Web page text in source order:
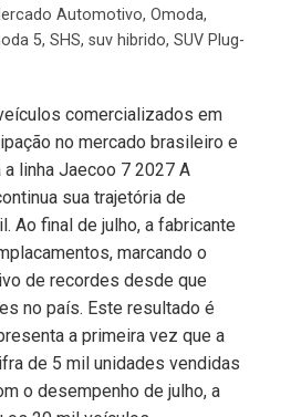
Automotivo, Omoda,
5, SHS, suv hibrido, SUV Plug-
comercializados em
no mercado brasileiro e
linha Jaecoo 7 2027 A
sua trajetória de
Ao final de julho, a fabricante
marcando o
de recordes desde que
no país. Este resultado é
a primeira vez que a
de 5 mil unidades vendidas
o desempenho de julho, a